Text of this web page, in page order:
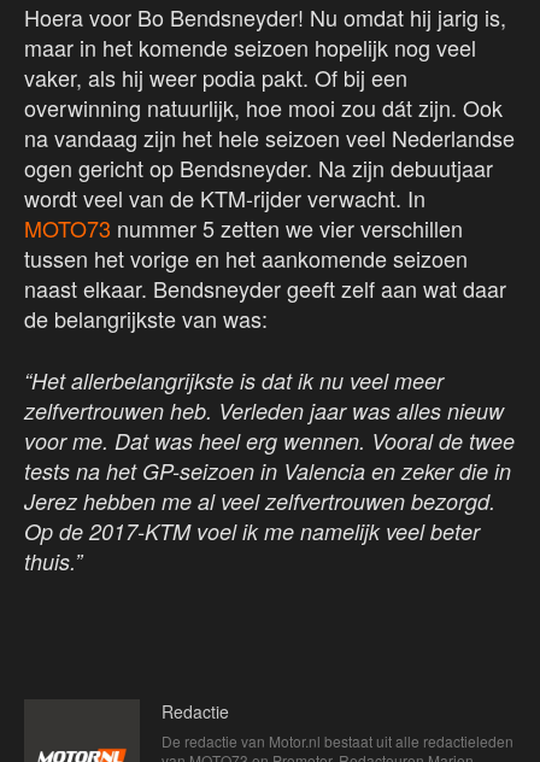
Hoera voor Bo Bendsneyder! Nu omdat hij jarig is,
maar in het komende seizoen hopelijk nog veel
vaker, als hij weer podia pakt. Of bij een
overwinning natuurlijk, hoe mooi zou dát zijn. Ook
na vandaag zijn het hele seizoen veel Nederlandse
ogen gericht op Bendsneyder. Na zijn debuutjaar
wordt veel van de KTM-rijder verwacht. In
MOTO73 nummer 5 zetten we vier verschillen
tussen het vorige en het aankomende seizoen
naast elkaar. Bendsneyder geeft zelf aan wat daar
de belangrijkste van was:
“Het allerbelangrijkste is dat ik nu veel meer
zelfvertrouwen heb. Verleden jaar was alles nieuw
voor me. Dat was heel erg wennen. Vooral de twee
tests na het GP-seizoen in Valencia en zeker die in
Jerez hebben me al veel zelfvertrouwen bezorgd.
Op de 2017-KTM voel ik me namelijk veel beter
thuis.”
Redactie
De redactie van Motor.nl bestaat uit alle redactieleden